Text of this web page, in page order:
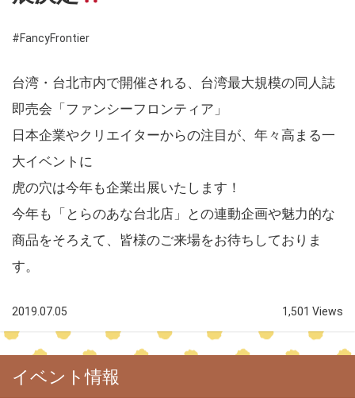
#FancyFrontier
台湾・台北市内で開催される、台湾最大規模の同人誌
即売会「ファンシーフロンティア」
日本企業やクリエイターからの注目が、年々高まる一
大イベントに
虎の穴は今年も企業出展いたします！
今年も「とらのあな台北店」との連動企画や魅力的な
商品をそろえて、皆様のご来場をお待ちしておりま
す。
2019.07.05 1,501 Views
イベント情報